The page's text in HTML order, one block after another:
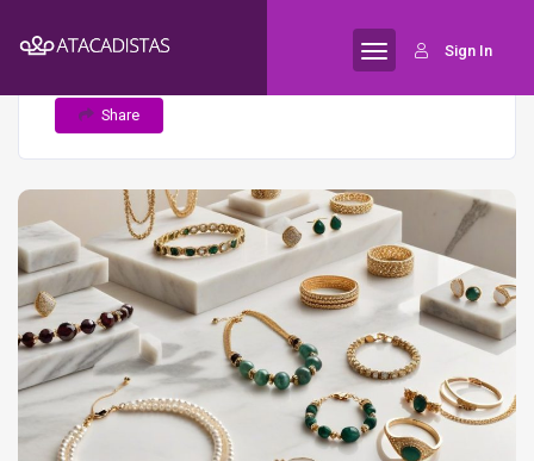
Sign In
Home Semijoias
As novas tendências de design
que estão dominando o mercado de semijoias
Share